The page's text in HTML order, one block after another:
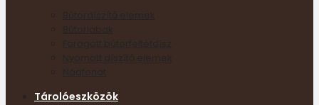
Bútordíszítő elemek
Bútorlábak
Faragott bútorfeltétdísz
Nyomott díszítő elemek
Tárolóeszközök